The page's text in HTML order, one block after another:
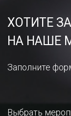
ХОТИТЕ
НА НАШЕ
Заполните